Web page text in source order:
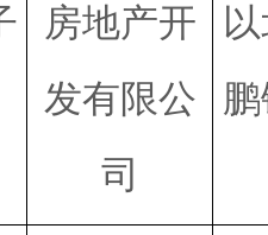
房地产开
发有限公
司